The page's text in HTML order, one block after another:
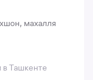
махалля
Ташкенте